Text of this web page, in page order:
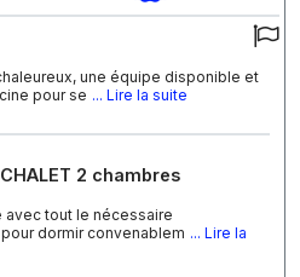
une équipe disponible et
pour se ... Lire la suite
2 chambres
tout le nécessaire
dormir convenablem ... Lire la